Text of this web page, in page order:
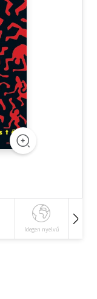
Idegen nyelvű